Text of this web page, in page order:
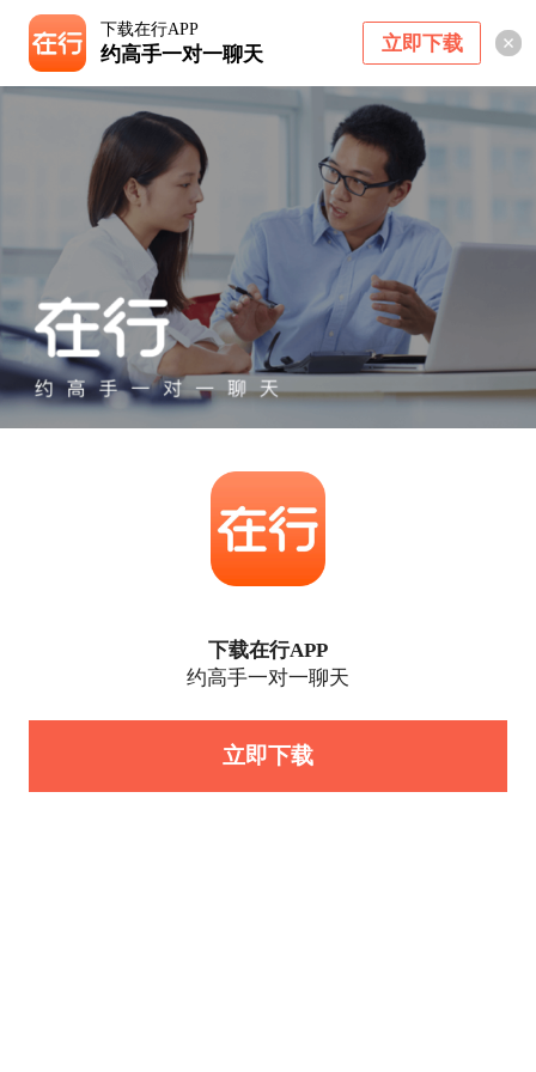
下载在行APP
约高手一对一聊天 立即下载
下载在行APP
约高手一对一聊天
立即下载